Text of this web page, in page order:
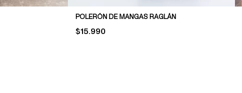
POLERÓN DE MANGAS RAGLÁN
PRICE:
$15.990